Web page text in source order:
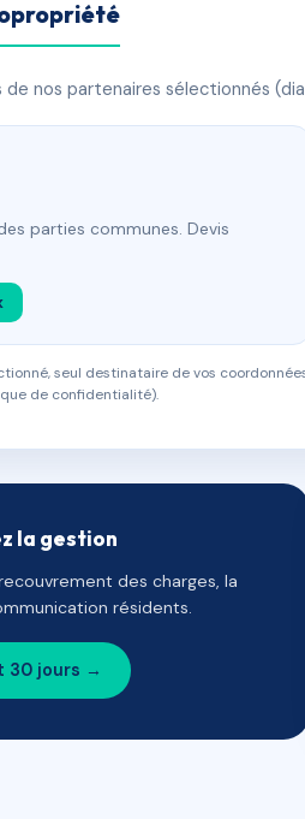
nos partenaires sélectionnés
parties communes. Devis
seul destinataire de vos
de confidentialité).
la gestion
des charges, la
résidents.
30 jours →